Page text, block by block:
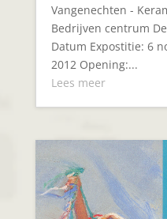
Vangenechten -
Bedrijven centrum
Datum Expostitie: 6
2012 Opening:...
Lees meer